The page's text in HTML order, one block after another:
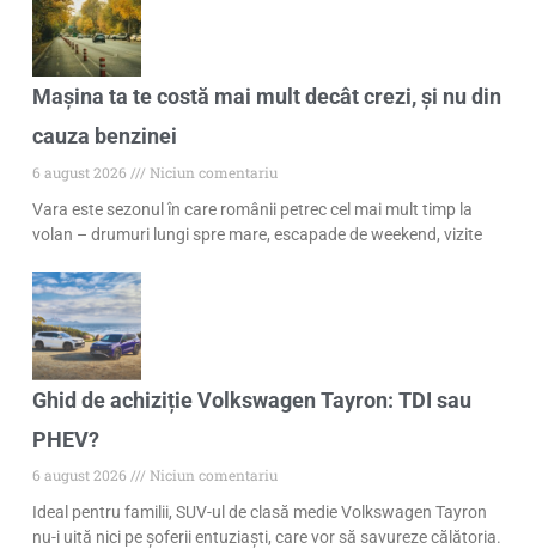
Mașina ta te costă mai mult decât crezi, și nu din
cauza benzinei
6 august 2026
Niciun comentariu
Vara este sezonul în care românii petrec cel mai mult timp la
volan – drumuri lungi spre mare, escapade de weekend, vizite
Ghid de achiziție Volkswagen Tayron: TDI sau
PHEV?
6 august 2026
Niciun comentariu
Ideal pentru familii, SUV-ul de clasă medie Volkswagen Tayron
nu-i uită nici pe șoferii entuziaști, care vor să savureze călătoria.